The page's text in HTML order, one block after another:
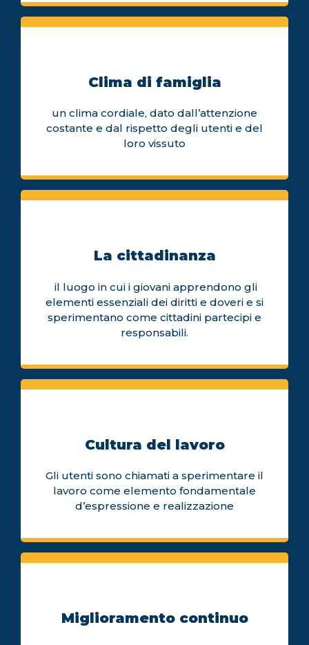
Clima di famiglia
un clima cordiale, dato dall’attenzione
costante e dal rispetto degli utenti e del
loro vissuto
La cittadinanza
il luogo in cui i giovani apprendono gli
elementi essenziali dei diritti e doveri e si
sperimentano come cittadini partecipi e
responsabili.
Cultura del lavoro
Gli utenti sono chiamati a sperimentare il
lavoro come elemento fondamentale
d’espressione e realizzazione
Miglioramento continuo